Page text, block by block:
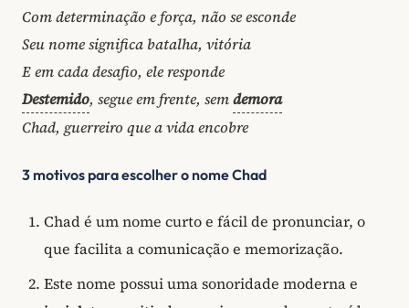
Com determinação e força, não se esconde
Seu nome significa batalha, vitória
E em cada desafio, ele responde
Destemido, segue em frente, semdemora
Chad, guerreiro que a vida encobre
3 motivos para escolher o nome Chad
Chad é um nome curto e fácil de pronunciar, o
que facilita a comunicação e memorização.
Este nome possui uma sonoridade moderna e